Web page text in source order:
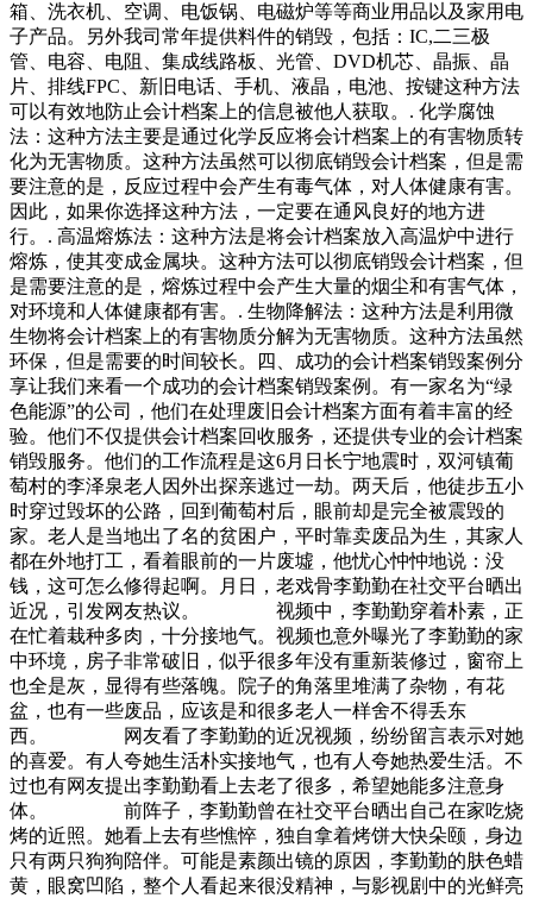
箱、洗衣机、空调、电饭锅、电磁炉等等商业用品以及家用电
子产品。另外我司常年提供料件的销毁，包括：IC,二三极
管、电容、电阻、集成线路板、光管、DVD机芯、晶振、晶
片、排线FPC、新旧电话、手机、液晶，电池、按键这种方法
可以有效地防止会计档案上的信息被他人获取。. 化学腐蚀
法：这种方法主要是通过化学反应将会计档案上的有害物质转
化为无害物质。这种方法虽然可以彻底销毁会计档案，但是需
要注意的是，反应过程中会产生有毒气体，对人体健康有害。
因此，如果你选择这种方法，一定要在通风良好的地方进
行。. 高温熔炼法：这种方法是将会计档案放入高温炉中进行
熔炼，使其变成金属块。这种方法可以彻底销毁会计档案，但
是需要注意的是，熔炼过程中会产生大量的烟尘和有害气体，
对环境和人体健康都有害。. 生物降解法：这种方法是利用微
生物将会计档案上的有害物质分解为无害物质。这种方法虽然
环保，但是需要的时间较长。四、成功的会计档案销毁案例分
享让我们来看一个成功的会计档案销毁案例。有一家名为“绿
色能源”的公司，他们在处理废旧会计档案方面有着丰富的经
验。他们不仅提供会计档案回收服务，还提供专业的会计档案
销毁服务。他们的工作流程是这6月日长宁地震时，双河镇葡
萄村的李泽泉老人因外出探亲逃过一劫。两天后，他徒步五小
时穿过毁坏的公路，回到葡萄村后，眼前却是完全被震毁的
家。老人是当地出了名的贫困户，平时靠卖废品为生，其家人
都在外地打工，看着眼前的一片废墟，他忧心忡忡地说：没
钱，这可怎么修得起啊。月日，老戏骨李勤勤在社交平台晒出
近况，引发网友热议。 视频中，李勤勤穿着朴素，正
在忙着栽种多肉，十分接地气。视频也意外曝光了李勤勤的家
中环境，房子非常破旧，似乎很多年没有重新装修过，窗帘上
也全是灰，显得有些落魄。院子的角落里堆满了杂物，有花
盆，也有一些废品，应该是和很多老人一样舍不得丢东
西。 网友看了李勤勤的近况视频，纷纷留言表示对她
的喜爱。有人夸她生活朴实接地气，也有人夸她热爱生活。不
过也有网友提出李勤勤看上去老了很多，希望她能多注意身
体。 前阵子，李勤勤曾在社交平台晒出自己在家吃烧
烤的近照。她看上去有些憔悴，独自拿着烤饼大快朵颐，身边
只有两只狗狗陪伴。可能是素颜出镜的原因，李勤勤的肤色蜡
黄，眼窝凹陷，整个人看起来很没精神，与影视剧中的光鲜亮